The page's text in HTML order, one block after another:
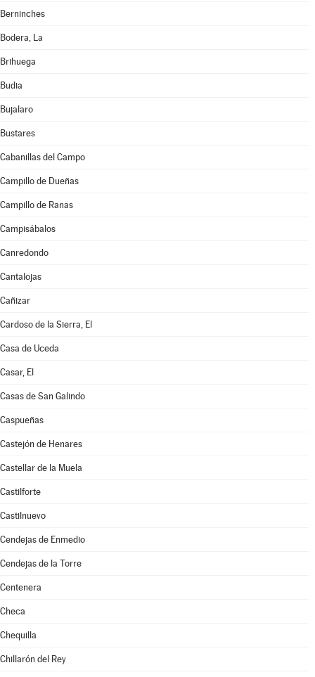
Berninches
Bodera, La
Brihuega
Budia
Bujalaro
Bustares
Cabanillas del Campo
Campillo de Dueñas
Campillo de Ranas
Campisábalos
Canredondo
Cantalojas
Cañizar
Cardoso de la Sierra, El
Casa de Uceda
Casar, El
Casas de San Galindo
Caspueñas
Castejón de Henares
Castellar de la Muela
Castilforte
Castilnuevo
Cendejas de Enmedio
Cendejas de la Torre
Centenera
Checa
Chequilla
Chillarón del Rey